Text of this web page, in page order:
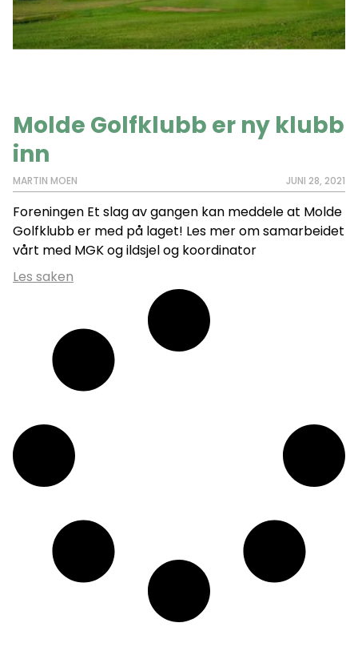
Molde Golfklubb er ny klubb
inn
MARTIN MOEN JUNI 28, 2021
Foreningen Et slag av gangen kan meddele at Molde
Golfklubb er med på laget! Les mer om samarbeidet
vårt med MGK og ildsjel og koordinator
Les saken